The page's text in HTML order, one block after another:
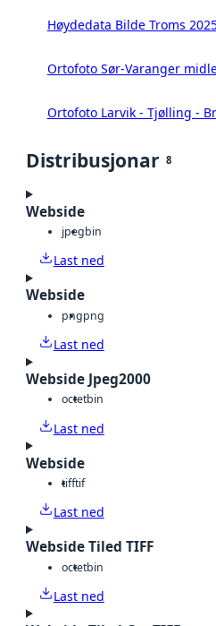
Høydedata Bilde Troms
Ortofoto Sør-Varanger
Ortofoto Larvik - Tjølling -
Distribusjonar 8
Webside
jpegbin
Last ned
Webside
pngpng
Last ned
Webside Jpeg2000
octetbin
Last ned
Webside
tifftif
Last ned
Webside Tiled TIFF
octetbin
Last ned